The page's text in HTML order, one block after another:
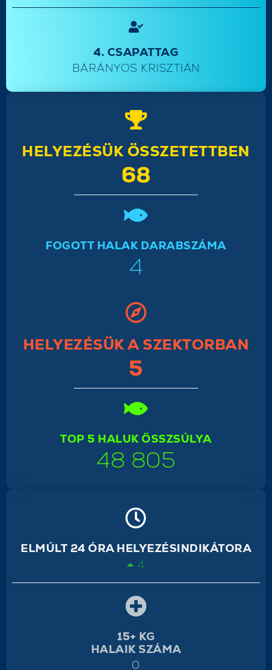
4. CSAPATTAG
BÁRÁNYOS KRISZTIÁN
HELYEZÉSÜK ÖSSZETETTBEN
68
FOGOTT HALAK DARABSZÁMA
4
HELYEZÉSÜK A SZEKTORBAN
5
TOP 5 HALUK ÖSSZSÚLYA
48 805
ELMÚLT 24 ÓRA HELYEZÉSINDIKÁTORA
4
15+ KG
HALAIK SZÁMA
0